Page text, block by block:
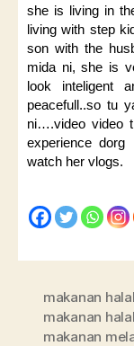
she is living in
living with step
son with the
mida ni, she is
look inteligent
peacefull..so tu
ni….video video
experience
watch her vlogs.
makanan
makanan
makanan